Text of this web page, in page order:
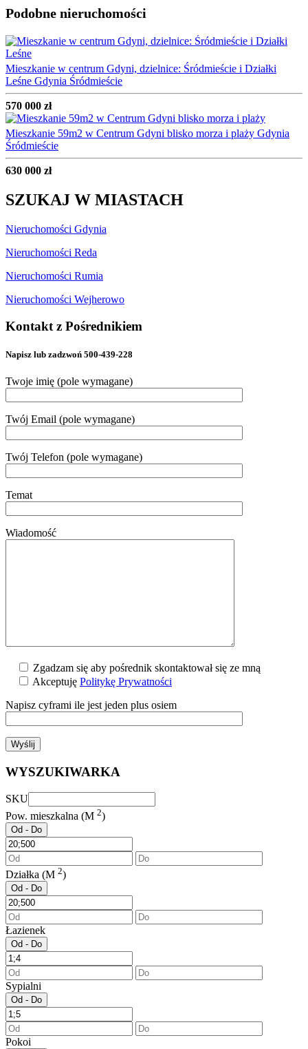
Podobne nieruchomości
Mieszkanie w centrum Gdyni, dzielnice: Śródmieście i Działki
Leśne Gdynia Śródmieście
570 000 zł
Mieszkanie 59m2 w Centrum Gdyni blisko morza i plaży Gdynia
Śródmieście
630 000 zł
SZUKAJ W MIASTACH
Nieruchomości Gdynia
Nieruchomości Reda
Nieruchomości Rumia
Nieruchomości Wejherowo
Kontakt z Pośrednikiem
Napisz lub zadzwoń 500-439-228
Twoje imię (pole wymagane)
Twój Email (pole wymagane)
Twój Telefon (pole wymagane)
Temat
Wiadomość
Zgadzam się aby pośrednik skontaktował się ze mną
Akceptuję Politykę Prywatności
Napisz cyframi ile jest jeden plus osiem
WYSZUKIWARKA
SKU
Pow. mieszkalna (M 2)
Od - Do
Działka (M 2)
Od - Do
Łazienek
Od - Do
Sypialni
Od - Do
Pokoi